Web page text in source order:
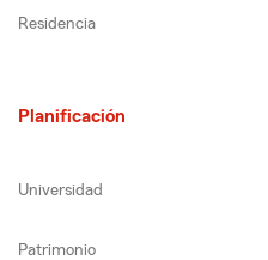
Residencia
Planificación
Universidad
Patrimonio